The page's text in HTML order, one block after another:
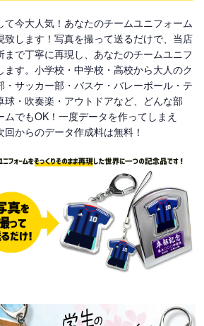
今大人気！あなたのチームユニフォーム
致します！写真を撮って送るだけで、当店
で丁寧に再現し、あなたのチームユニフ
ます。小学校・中学校・高校から大人のク
・サッカー部・バスケ・バレーボール・テ
球・吹奏楽・アウトドアなど、どんな部
でもOK！一度データを作ってしまえ
からのデータ作成料は無料！